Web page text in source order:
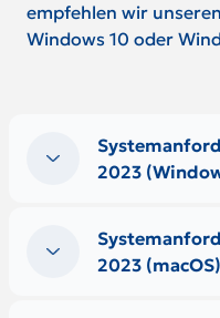
empfehlen wir
Windows 10 oder
2023
2023 (macOS)